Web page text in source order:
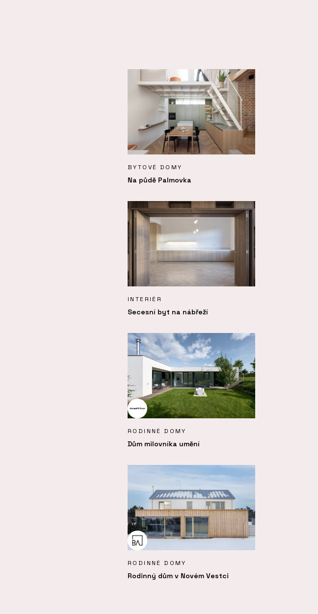
BYTOVÉ DOMY
Na půdě Palmovka
INTERIÉR
Secesní byt na nábřeží
RODINNÉ DOMY
Dům milovníka umění
RODINNÉ DOMY
Rodinný dům v Novém Vestci